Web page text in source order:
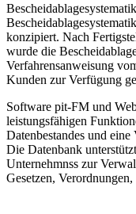
konzipiert. Nach
wurde die
Verfahrensanweisung
Kunden zur Verfügung
Software pit-FM und
leistungsfähigen
Datenbestandes und
Die Datenbank
Unternehmnss zur
Gesetzen,